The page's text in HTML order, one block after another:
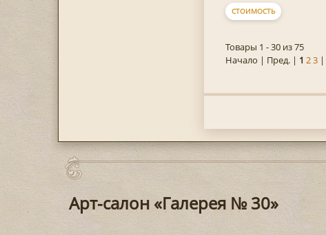
СТОИМОСТЬ
Товары 1 - 30 из 75
Начало | Пред. | 1 23|
Арт-салон «Галерея № 30»